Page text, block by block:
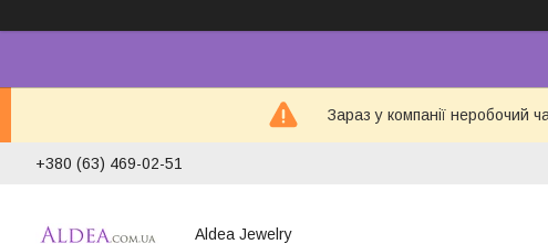
Зараз у компанії неробочий
+380 (63) 469-02-51
Aldea Jewelry